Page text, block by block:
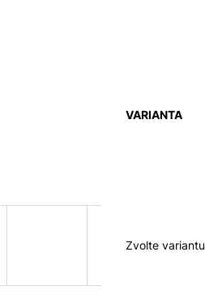
VARIANTA
Zvolte variantu